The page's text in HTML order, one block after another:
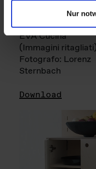
Nur
EVA Cucina
(Immagini
Fotografo: Lorenz
Sternbach
Download